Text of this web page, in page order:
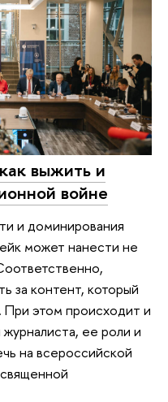
выжить и
войне
и доминирования
может нанести не
за контент, который
При этом происходит и
ее роли и
на всероссийской